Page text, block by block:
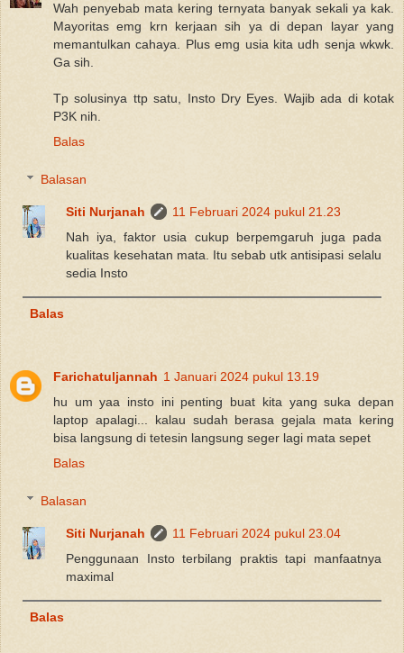
Wah penyebab mata kering ternyata banyak sekali ya kak.
Mayoritas emg krn kerjaan sih ya di depan layar yang
memantulkan cahaya. Plus emg usia kita udh senja wkwk.
Ga sih.
Tp solusinya ttp satu, Insto Dry Eyes. Wajib ada di kotak
P3K nih.
Balas
Balasan
Siti Nurjanah
11 Februari 2024 pukul 21.23
Nah iya, faktor usia cukup berpemgaruh juga pada
kualitas kesehatan mata. Itu sebab utk antisipasi selalu
sedia Insto
Balas
Farichatuljannah 1 Januari 2024 pukul 13.19
hu um yaa insto ini penting buat kita yang suka depan
laptop apalagi... kalau sudah berasa gejala mata kering
bisa langsung di tetesin langsung seger lagi mata sepet
Balas
Balasan
Siti Nurjanah
11 Februari 2024 pukul 23.04
Penggunaan Insto terbilang praktis tapi manfaatnya
maximal
Balas